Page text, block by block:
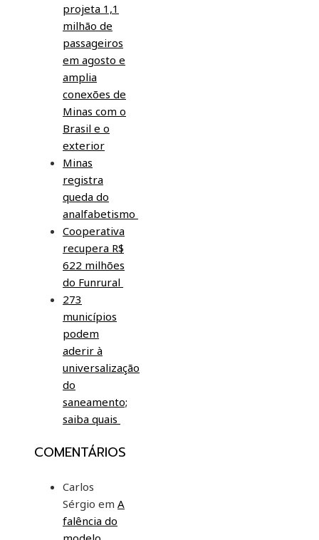
projeta 1,1
milhão de
passageiros
em agosto e
amplia
conexões de
Minas com o
Brasil e o
exterior
Minas
registra
queda do
analfabetismo
Cooperativa
recupera R$
622 milhões
do Funrural
273
municípios
podem
aderir à
universalização
do
saneamento;
saiba quais
COMENTÁRIOS
Carlos
Sérgio em A
falência do